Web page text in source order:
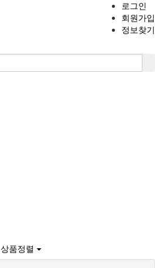
로그인
회원가입
정보찾기
상품정렬